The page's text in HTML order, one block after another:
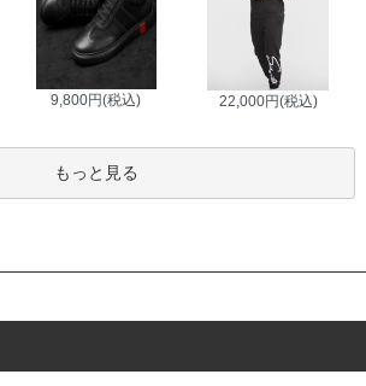
9,800円(税込) 22,000円(税込)
もっと見る